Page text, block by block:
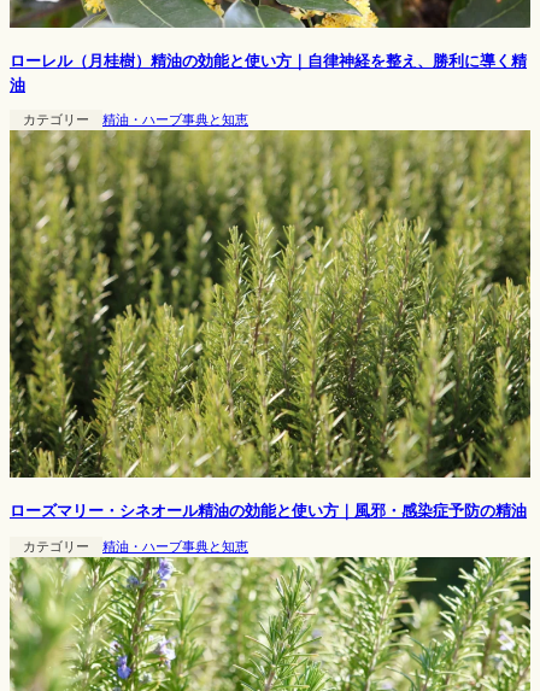
ローレル（月桂樹）精油の効能と使い方｜自律神経を整え、勝利に導く精
油
カテゴリー 精油・ハーブ事典と知恵
ローズマリー・シネオール精油の効能と使い方｜風邪・感染症予防の精油
カテゴリー 精油・ハーブ事典と知恵